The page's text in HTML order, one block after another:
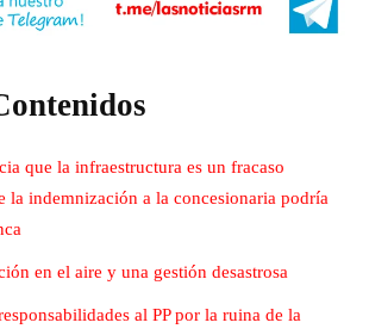
que la infraestructura es un fracaso
la indemnización a la concesionaria podría
en el aire y una gestión desastrosa
al PP por la ruina de la